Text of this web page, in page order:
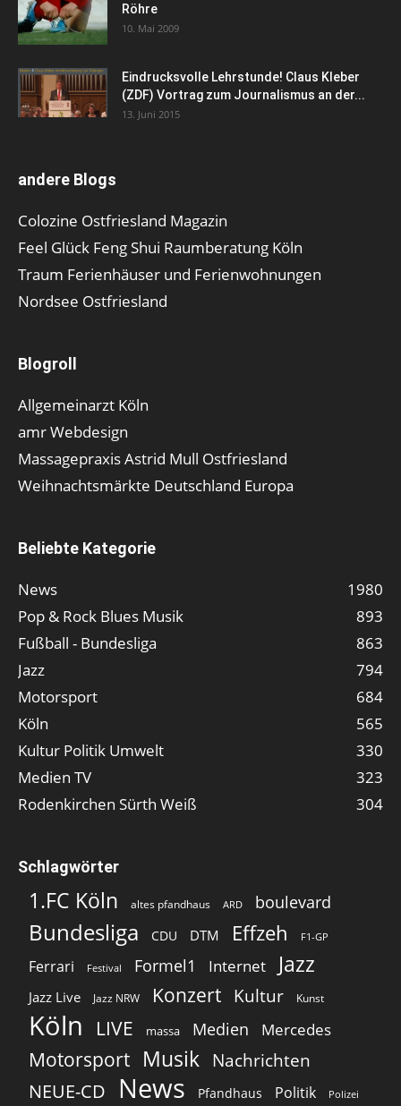
Röhre
10. Mai 2009
Eindrucksvolle Lehrstunde! Claus Kleber
(ZDF) Vortrag zum Journalismus an der...
13. Juni 2015
andere Blogs
Colozine Ostfriesland Magazin
Feel Glück Feng Shui Raumberatung Köln
Traum Ferienhäuser und Ferienwohnungen
Nordsee Ostfriesland
Blogroll
Allgemeinarzt Köln
amr Webdesign
Massagepraxis Astrid Mull Ostfriesland
Weihnachtsmärkte Deutschland Europa
Beliebte Kategorie
News
1980
Pop & Rock Blues Musik
893
Fußball - Bundesliga
863
Jazz
794
Motorsport
684
Köln
565
Kultur Politik Umwelt
330
Medien TV
323
Rodenkirchen Sürth Weiß
304
Schlagwörter
1.FC Köln altes pfandhaus ARD boulevard
Bundesliga CDU DTM Effzeh F1-GP
Ferrari Festival Formel1 Internet Jazz
Jazz Live Jazz NRW Konzert Kultur Kunst
Köln LIVE massa Medien Mercedes
Motorsport Musik Nachrichten
NEUE-CD
News Pfandhaus Politik Polizei